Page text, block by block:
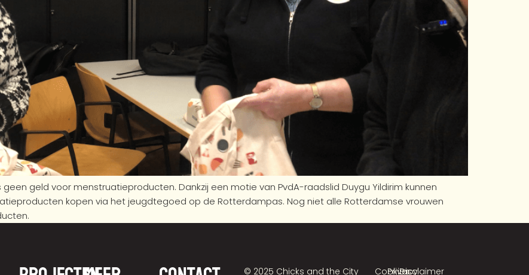
geld voor menstruatieproducten. Dankzij een motie van PvdA-raadslid Duygu Yildirim kunnen
kopen via het jeugdtegoed op de Rotterdampas. Nog niet alle Rotterdamse vrouwen
© 2025 Chicks and the City Cookies
Privacy
Disclaimer